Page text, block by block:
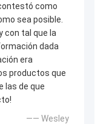
como
sea posible.
con tal que la
dada
era
productos que
las de que
—— Wesley